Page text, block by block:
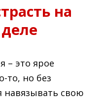
на
– это ярое
то, но без
навязывать свою